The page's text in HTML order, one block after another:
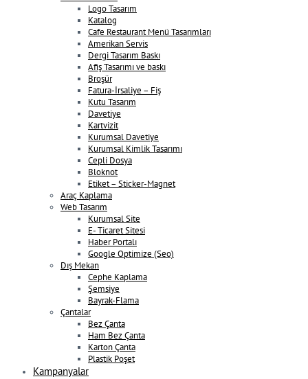
Logo Tasarım
Katalog
Cafe Restaurant Menü Tasarımları
Amerikan Servis
Dergi Tasarım Baskı
Afiş Tasarımı ve baskı
Broşür
Fatura-İrsaliye – Fiş
Kutu Tasarım
Davetiye
Kartvizit
Kurumsal Davetiye
Kurumsal Kimlik Tasarımı
Cepli Dosya
Bloknot
Etiket – Sticker-Magnet
Araç Kaplama
Web Tasarım
Kurumsal Site
E- Ticaret Sitesi
Haber Portalı
Google Optimize (Seo)
Dış Mekan
Cephe Kaplama
Şemsiye
Bayrak-Flama
Çantalar
Bez Çanta
Ham Bez Çanta
Karton Çanta
Plastik Poşet
Kampanyalar